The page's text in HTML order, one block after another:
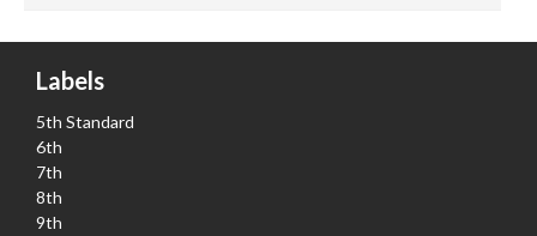
Labels
5th Standard
6th
7th
8th
9th